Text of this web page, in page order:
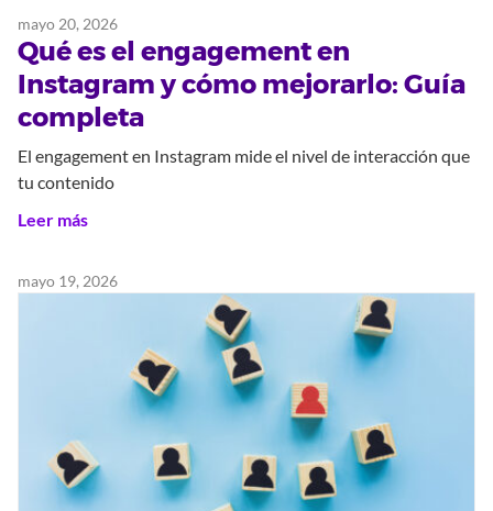
mayo 20, 2026
Qué es el engagement en
Instagram y cómo mejorarlo: Guía
completa
El engagement en Instagram mide el nivel de interacción que
tu contenido
Leer más
mayo 19, 2026